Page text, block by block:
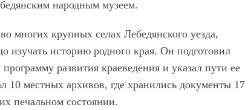
народным музеем.
многих крупных селах Лебедянского уезда,
изучать историю родного края. Он подготовил
развития краеведения и указал пути ее
10 местных архивов, где хранились документы 17
печальном состоянии.